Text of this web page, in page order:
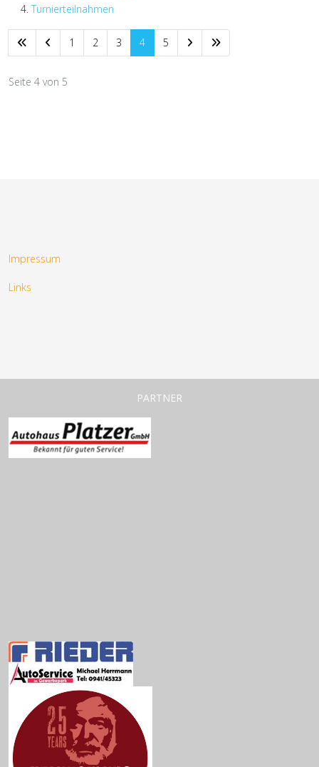
Turnierteilnahmen
1 2 3 4 5
Seite 4 von 5
Impressum
Links
PARTNER